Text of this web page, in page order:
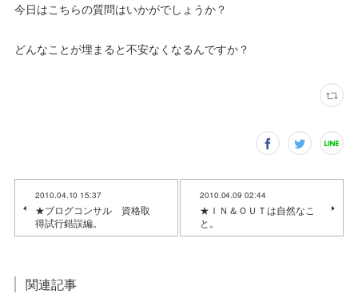
今日はこちらの質問はいかがでしょうか？
どんなことが埋まると不安なくなるんですか？
2010.04.10 15:37
★ブログコンサル 資格取
得試行錯誤編。
2010.04.09 02:44
★ＩＮ＆ＯＵＴは自然なこ
と。
関連記事